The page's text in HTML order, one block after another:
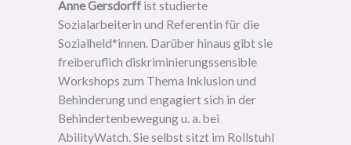
Anne Gersdorff ist studierte
Sozialarbeiterin und Referentin für die
Sozialheld*innen. Darüber hinaus gibt sie
freiberuflich diskriminierungssensible
Workshops zum Thema Inklusion und
Behinderung und engagiert sich in der
Behindertenbewegung u. a. bei
AbilityWatch. Sie selbst sitzt im Rollstuhl